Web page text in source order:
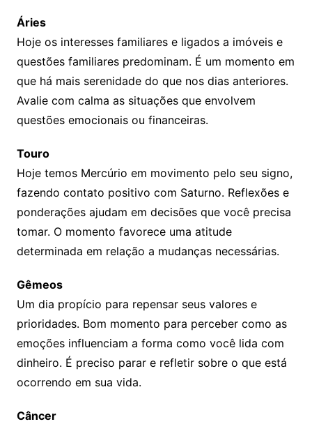
Áries
Hoje os interesses familiares e ligados a imóveis e
questões familiares predominam. É um momento em
que há mais serenidade do que nos dias anteriores.
Avalie com calma as situações que envolvem
questões emocionais ou financeiras.
Touro
Hoje temos Mercúrio em movimento pelo seu signo,
fazendo contato positivo com Saturno. Reflexões e
ponderações ajudam em decisões que você precisa
tomar. O momento favorece uma atitude
determinada em relação a mudanças necessárias.
Gêmeos
Um dia propício para repensar seus valores e
prioridades. Bom momento para perceber como as
emoções influenciam a forma como você lida com
dinheiro. É preciso parar e refletir sobre o que está
ocorrendo em sua vida.
Câncer